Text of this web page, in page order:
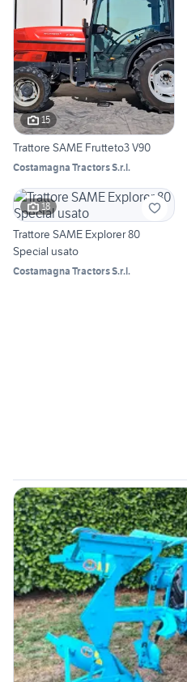
15
Trattore SAME Frutteto3 V90
Costamagna Tractors S.r.l.
18
Trattore SAME Explorer 80
Special usato
Costamagna Tractors S.r.l.